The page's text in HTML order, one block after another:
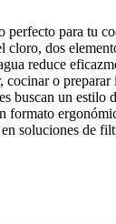
para tu
dos
reduce
o
buscan un estilo
formato
soluciones de